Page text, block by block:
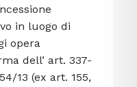
in luogo di
opera
dell’ art. 337-
13 (ex art. 155,